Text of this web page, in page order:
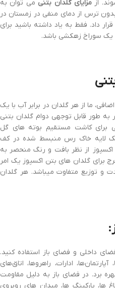
ازمزایای گلدان بتنی می توان به
ترس از دمای منفی در زمستان در
داد. فقط به یاد داشته باشید برای
یک سوراخ زهکشی باشد.
ما از هر گلدان در برابر آب با یک
به طور قابل توجهی دوام گلدان بتنی
برای کاشت مستقیم بوته های گل
لایه خاک رس منبسط شده در کف
اکسپوز از نظر بافت و رنگ منحصر به
برای گلدان های بتن اکسپوز یک امر
و توزیع متفاوت میباشد. هر گلدان
داخلی و فضای باز استفاده کنید.
ادارات، راهروها، اتاق‌های
برد. در فضای باز به دلیل مقاومت
ها، پارکینگ ها، میدان های روبروی